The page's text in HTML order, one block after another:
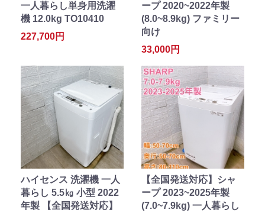
一人暮らし単身用洗濯
機 12.0kg TO10410
227,700円
ープ 2020~2022年製
(8.0~8.9kg) ファミリー
向け
33,000円
ハイセンス 洗濯機 一人
暮らし 5.5㎏ 小型 2022
年製 【全国発送対応】
【全国発送対応】シャ
ープ 2023~2025年製
(7.0~7.9kg) 一人暮らし